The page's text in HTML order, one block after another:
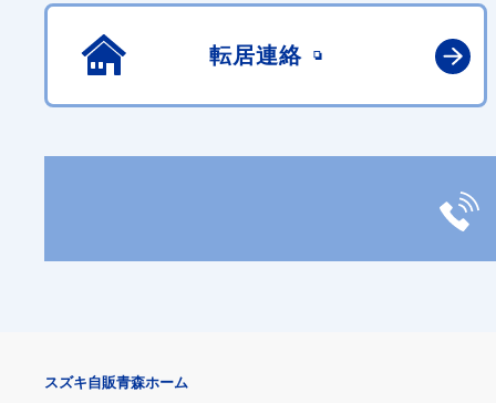
転居連絡
スズキ自販青森ホーム